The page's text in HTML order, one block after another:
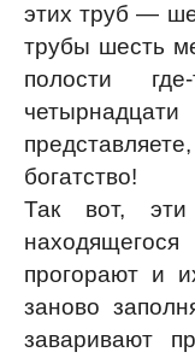
этих труб —
трубы шесть
полости
богатство!
Так вот,
прогорают и
заново
заваривают